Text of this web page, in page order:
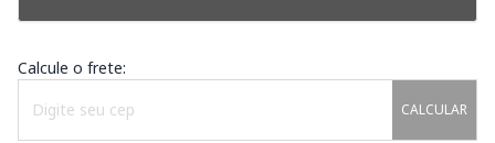
Calcule o frete:
CALCULAR